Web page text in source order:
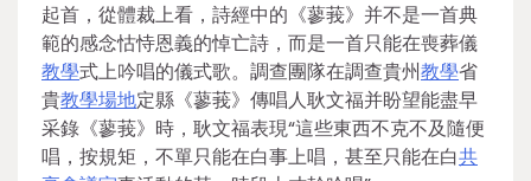
起首，從體裁上看，詩經中的《蓼莪》并不是一首典
範的感念怙恃恩義的悼亡詩，而是一首只能在喪葬儀
教學式上吟唱的儀式歌。調查團隊在調查貴州教學省
貴教學場地定縣《蓼莪》傳唱人耿文福并盼望能盡早
采錄《蓼莪》時，耿文福表現“這些東西不克不及隨便
唱，按規矩，不單只能在白事上唱，甚至只能在白共